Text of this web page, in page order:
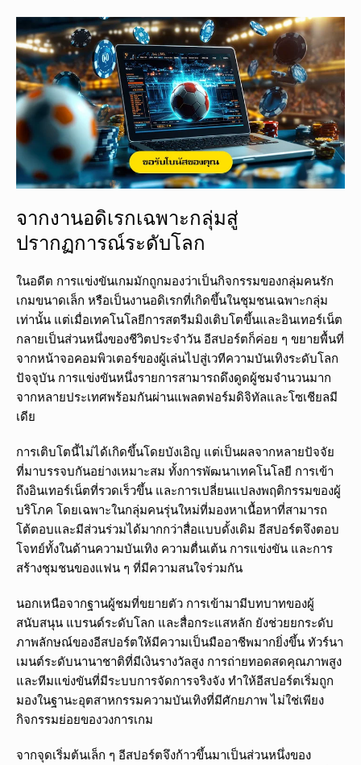
จากงานอดิเรกเฉพาะกลุ่มสู่
ปรากฏการณ์ระดับโลก
ในอดีต การแข่งขันเกมมักถูกมองว่าเป็นกิจกรรมของกลุ่มคนรัก
เกมขนาดเล็ก หรือเป็นงานอดิเรกที่เกิดขึ้นในชุมชนเฉพาะกลุ่ม
เท่านั้น แต่เมื่อเทคโนโลยีการสตรีมมิงเติบโตขึ้นและอินเทอร์เน็ต
กลายเป็นส่วนหนึ่งของชีวิตประจำวัน อีสปอร์ตก็ค่อย ๆ ขยายพื้นที่
จากหน้าจอคอมพิวเตอร์ของผู้เล่นไปสู่เวทีความบันเทิงระดับโลก
ปัจจุบัน การแข่งขันหนึ่งรายการสามารถดึงดูดผู้ชมจำนวนมาก
จากหลายประเทศพร้อมกันผ่านแพลตฟอร์มดิจิทัลและโซเชียลมี
เดีย
การเติบโตนี้ไม่ได้เกิดขึ้นโดยบังเอิญ แต่เป็นผลจากหลายปัจจัย
ที่มาบรรจบกันอย่างเหมาะสม ทั้งการพัฒนาเทคโนโลยี การเข้า
ถึงอินเทอร์เน็ตที่รวดเร็วขึ้น และการเปลี่ยนแปลงพฤติกรรมของผู้
บริโภค โดยเฉพาะในกลุ่มคนรุ่นใหม่ที่มองหาเนื้อหาที่สามารถ
โต้ตอบและมีส่วนร่วมได้มากกว่าสื่อแบบดั้งเดิม อีสปอร์ตจึงตอบ
โจทย์ทั้งในด้านความบันเทิง ความตื่นเต้น การแข่งขัน และการ
สร้างชุมชนของแฟน ๆ ที่มีความสนใจร่วมกัน
นอกเหนือจากฐานผู้ชมที่ขยายตัว การเข้ามามีบทบาทของผู้
สนับสนุน แบรนด์ระดับโลก และสื่อกระแสหลัก ยังช่วยยกระดับ
ภาพลักษณ์ของอีสปอร์ตให้มีความเป็นมืออาชีพมากยิ่งขึ้น ทัวร์นา
เมนต์ระดับนานาชาติที่มีเงินรางวัลสูง การถ่ายทอดสดคุณภาพสูง
และทีมแข่งขันที่มีระบบการจัดการจริงจัง ทำให้อีสปอร์ตเริ่มถูก
มองในฐานะอุตสาหกรรมความบันเทิงที่มีศักยภาพ ไม่ใช่เพียง
กิจกรรมย่อยของวงการเกม
จากจุดเริ่มต้นเล็ก ๆ อีสปอร์ตจึงก้าวขึ้นมาเป็นส่วนหนึ่งของ